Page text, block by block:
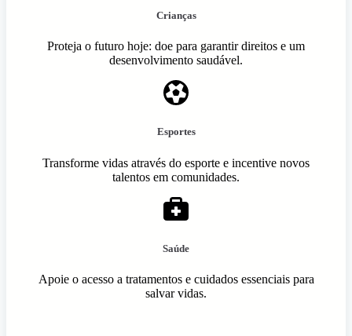
Crianças
Proteja o futuro hoje: doe para garantir direitos e um
desenvolvimento saudável.
Esportes
Transforme vidas através do esporte e incentive novos
talentos em comunidades.
Saúde
Apoie o acesso a tratamentos e cuidados essenciais para
salvar vidas.